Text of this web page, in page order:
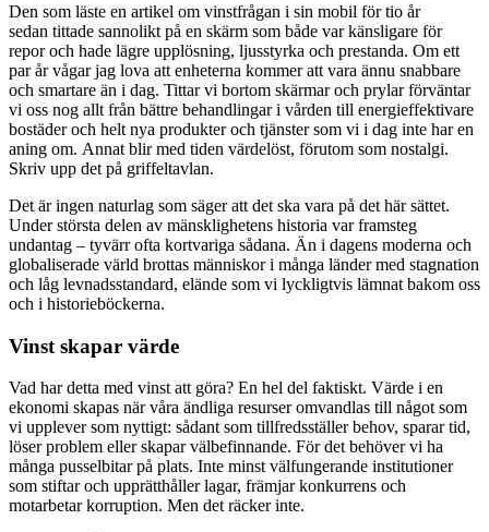
Den som läste en artikel om vinstfrågan i sin mobil för tio år
sedan tittade sannolikt på en skärm som både var känsligare för
repor och hade lägre upplösning, ljusstyrka och prestanda. Om ett
par år vågar jag lova att enheterna kommer att vara ännu snabbare
och smartare än i dag. Tittar vi bortom skärmar och prylar förväntar
vi oss nog allt från bättre behandlingar i vården till energieffektivare
bostäder och helt nya produkter och tjänster som vi i dag inte har en
aning om. Annat blir med tiden värdelöst, förutom som nostalgi.
Skriv upp det på griffeltavlan.
Det är ingen naturlag som säger att det ska vara på det här sättet.
Under största delen av mänsklighetens historia var framsteg
undantag – tyvärr ofta kortvariga sådana. Än i dagens moderna och
globaliserade värld brottas människor i många länder med stagnation
och låg levnadsstandard, elände som vi lyckligtvis lämnat bakom oss
och i historieböckerna.
Vinst skapar värde
Vad har detta med vinst att göra? En hel del faktiskt. Värde i en
ekonomi skapas när våra ändliga resurser omvandlas till något som
vi upplever som nyttigt: sådant som tillfredsställer behov, sparar tid,
löser problem eller skapar välbefinnande. För det behöver vi ha
många pusselbitar på plats. Inte minst välfungerande institutioner
som stiftar och upprätthåller lagar, främjar konkurrens och
motarbetar korruption. Men det räcker inte.